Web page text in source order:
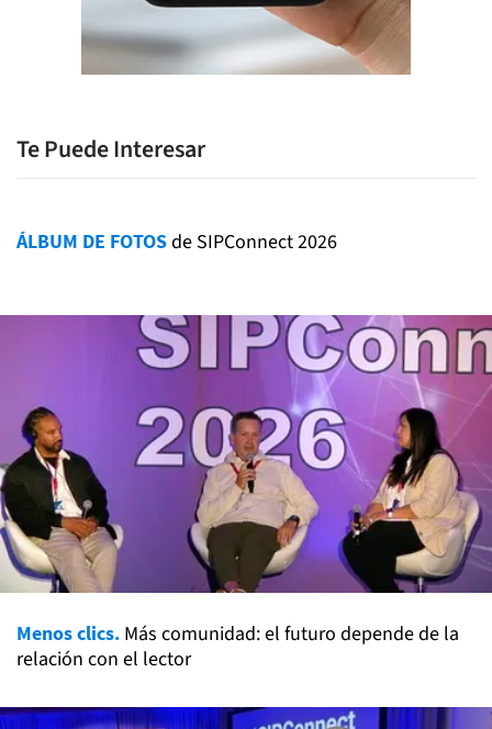
Te Puede Interesar
ÁLBUM DE FOTOSde SIPConnect 2026
Menos clics. Más comunidad: el futuro depende de la
relación con el lector